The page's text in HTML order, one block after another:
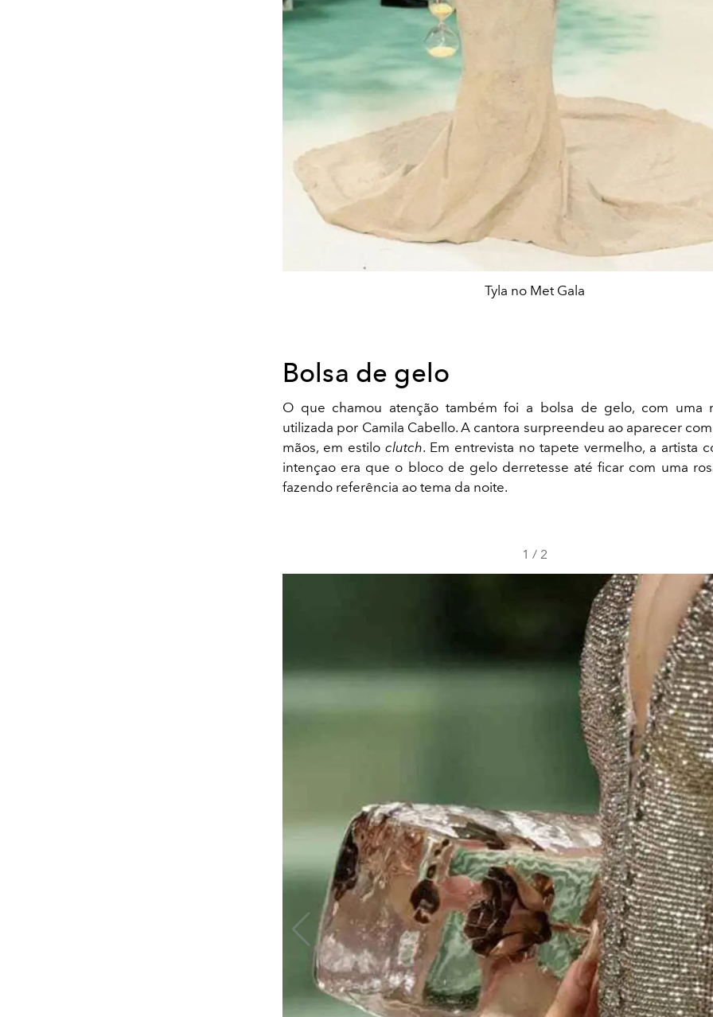
Tyla no Met Gala
Bolsa de gelo
O que chamou atenção também foi a bolsa de gelo, com uma
utilizada por Camila Cabello. A cantora surpreendeu ao aparecer
mãos, em estilo clutch. Em entrevista no tapete vermelho, a artista
intençao era que o bloco de gelo derretesse até ficar com uma
fazendo referência ao tema da noite.
1 / 2